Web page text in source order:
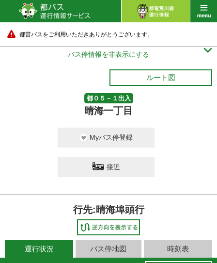
都営バスをご利用いただきありがとうございます。
バス停情報を非表示にする 
ルート図
都０５－１出入
晴海一丁目
Myバス停登録
接近
行先:晴海埠頭行
運行状況 バス停地図 時刻表